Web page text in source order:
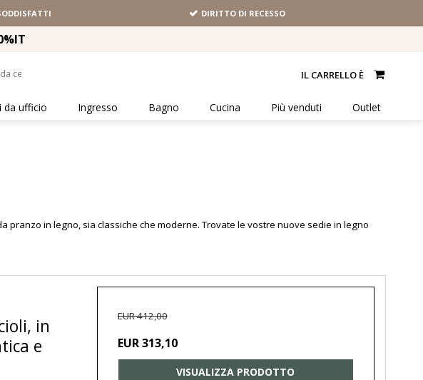
DIRITTO DI RECESSO
IL CARRELLO È
da ufficio Ingresso Bagno Cucina Più venduti Outlet
pranzo in legno, sia classiche che moderne. Trovate le vostre nuove sedie in legno
in
e
EUR 412,00
EUR 313,10
VISUALIZZA PRODOTTO